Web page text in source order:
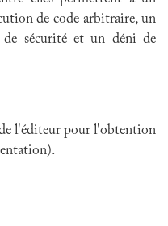
de code arbitraire, un
sécurité et un déni de
l'éditeur pour l'obtention